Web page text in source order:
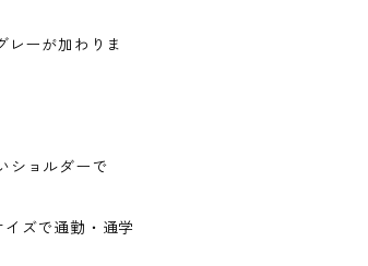
レーが加わりま
ショルダーで
ズで通勤・通学